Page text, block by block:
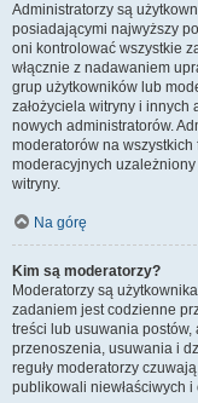
Administratorzy są
posiadającymi najwyższy
oni kontrolować wszystkie
włącznie z nadawaniem
grup użytkowników lub
założyciela witryny i
nowych administratorów.
moderatorów na
moderacyjnych
witryny.
Na górę
Kim są moderatorzy?
Moderatorzy są
zadaniem jest codzienne
treści lub usuwania
przenoszenia, usuwania i
reguły moderatorzy
publikowali niewłaściwych i